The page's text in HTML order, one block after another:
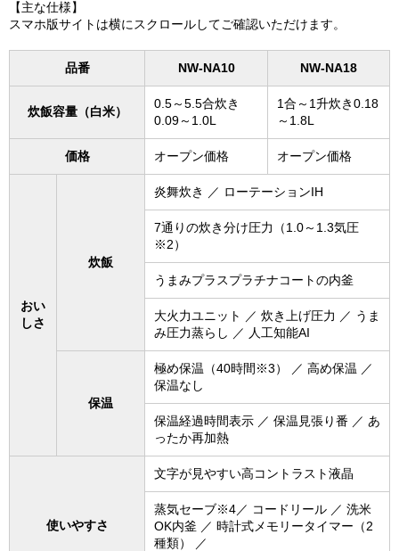
【主な仕様】
スマホ版サイトは横にスクロールしてご確認いただけます。
品番 NW-NA10 NW-NA18
炊飯容量（白米）
0.5～5.5合炊き
0.09～1.0L
1合～1升炊き0.18
～1.8L
価格 オープン価格 オープン価格
おい
しさ
炊飯
炎舞炊き ／ ローテーションIH
7通りの炊き分け圧力（1.0～1.3気圧
※2）
うまみプラスプラチナコートの内釜
大火力ユニット ／ 炊き上げ圧力 ／ うま
み圧力蒸らし ／ 人工知能AI
保温
極め保温（40時間※3） ／ 高め保温 ／
保温なし
保温経過時間表示 ／ 保温見張り番 ／ あ
ったか再加熱
使いやすさ
文字が見やすい高コントラスト液晶
蒸気セーブ※4／ コードリール ／ 洗米
OK内釜 ／ 時計式メモリータイマー（2
種類） ／